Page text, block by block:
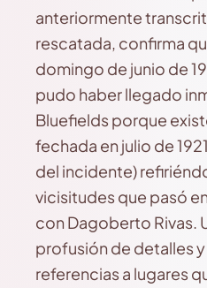
anteriormente
rescatada, confirma
domingo de junio de
pudo haber llegado
Bluefields porque
fechada en julio de
del incidente)
vicisitudes que pasó
con Dagoberto Rivas.
profusión de detalles
referencias a lugares